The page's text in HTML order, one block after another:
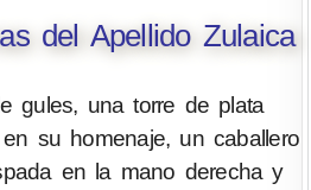
del Apellido Zulaica
gules, una torre de plata
su homenaje, un caballero
en la mano derecha y